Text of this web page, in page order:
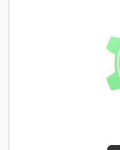
Achse(n),
Fahrzeug kann mit
SI87135 Unser
Falls neue TÜV-
gerne ein Angebot
mit Werbung beklebt
allgemeinen Liefer-
Am Esck Gerne